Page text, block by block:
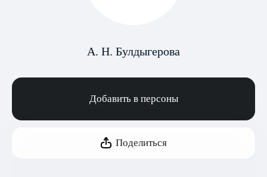
А. Н. Булдыгерова
Добавить в персоны
Поделиться